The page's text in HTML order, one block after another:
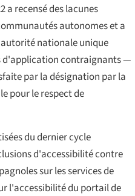
a recensé des lacunes
autonomes et a
nationale unique
d'application contraignants —
par la désignation par la
pour le respect de
du dernier cycle
d'accessibilité contre
sur les services de
l'accessibilité du portail de